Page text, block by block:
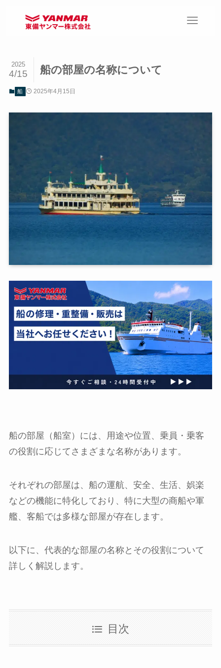
船の部屋の名称について
2025
4/15
船 2025年4月15日
船の部屋（船室）には、用途や位置、乗員・乗客
の役割に応じてさまざまな名称があります。
それぞれの部屋は、船の運航、安全、生活、娯楽
などの機能に特化しており、特に大型の商船や軍
艦、客船では多様な部屋が存在します。
以下に、代表的な部屋の名称とその役割について
詳しく解説します。
目次